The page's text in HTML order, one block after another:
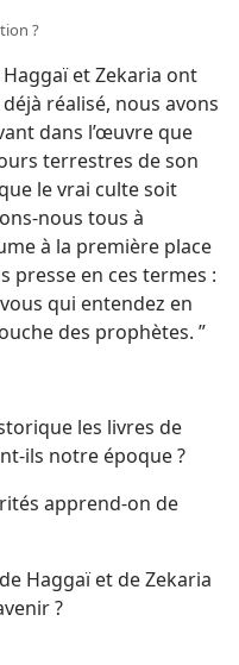
?
et Zekaria ont
réalisé, nous avons
dans l’œuvre que
terrestres de son
le vrai culte soit
​nous tous à
à la première place
presse en ces termes :
qui entendez en
des prophètes. ”
les livres de
​ils notre époque ?
apprend-​on de
Haggaï et de Zekaria
?